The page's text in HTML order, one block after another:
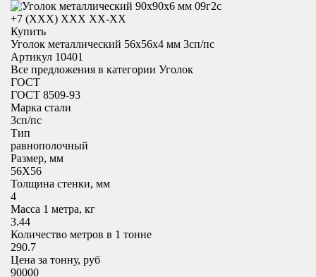
+7 (XXX) ХХХ ХХ-ХХ
Купить
Уголок металлический 56x56х4 мм 3сп/пс
Артикул 10401
Все предложения в категории Уголок
ГОСТ
ГОСТ 8509-93
Марка стали
3сп/пс
Тип
равнополочный
Размер, мм
56X56
Толщина стенки, мм
4
Масса 1 метра, кг
3.44
Количество метров в 1 тонне
290.7
Цена за тонну, руб
90000